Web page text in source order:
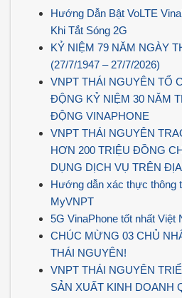
Hướng Dẫn Bật VoLTE
Khi Tắt Sóng 2G
KỶ NIỆM 79 NĂM NGÀY
(27/7/1947 – 27/7/2026)
VNPT THÁI NGUYÊN TỔ
ĐỘNG KỶ NIỆM 30 NĂM
ĐỘNG VINAPHONE
VNPT THÁI NGUYÊN
HƠN 200 TRIỆU ĐỒNG
DỤNG DỊCH VỤ TRÊN
Hướng dẫn xác thực thông
MyVNPT
5G VinaPhone tốt nhất
CHÚC MỪNG 03 CHỦ
THÁI NGUYÊN!
VNPT THÁI NGUYÊN
SẢN XUẤT KINH DOANH